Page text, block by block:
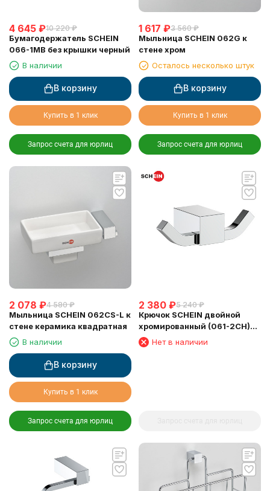
4 645 ₽10 220 ₽
Бумагодержатель SCHEIN
066-1MB без крышки черный
В наличии
В корзину
Купить в 1 клик
Запрос счета для юрлиц
1 617 ₽3 560 ₽
Мыльница SCHEIN 062G к
стене хром
Осталось несколько штук
В корзину
Купить в 1 клик
Запрос счета для юрлиц
2 078 ₽4 580 ₽
Мыльница SCHEIN 062CS-L к
стене керамика квадратная
В наличии
В корзину
Купить в 1 клик
Запрос счета для юрлиц
2 380 ₽5 240 ₽
Крючок SCHEIN двойной
хромированный (061-2CH)
из латуни
Нет в наличии